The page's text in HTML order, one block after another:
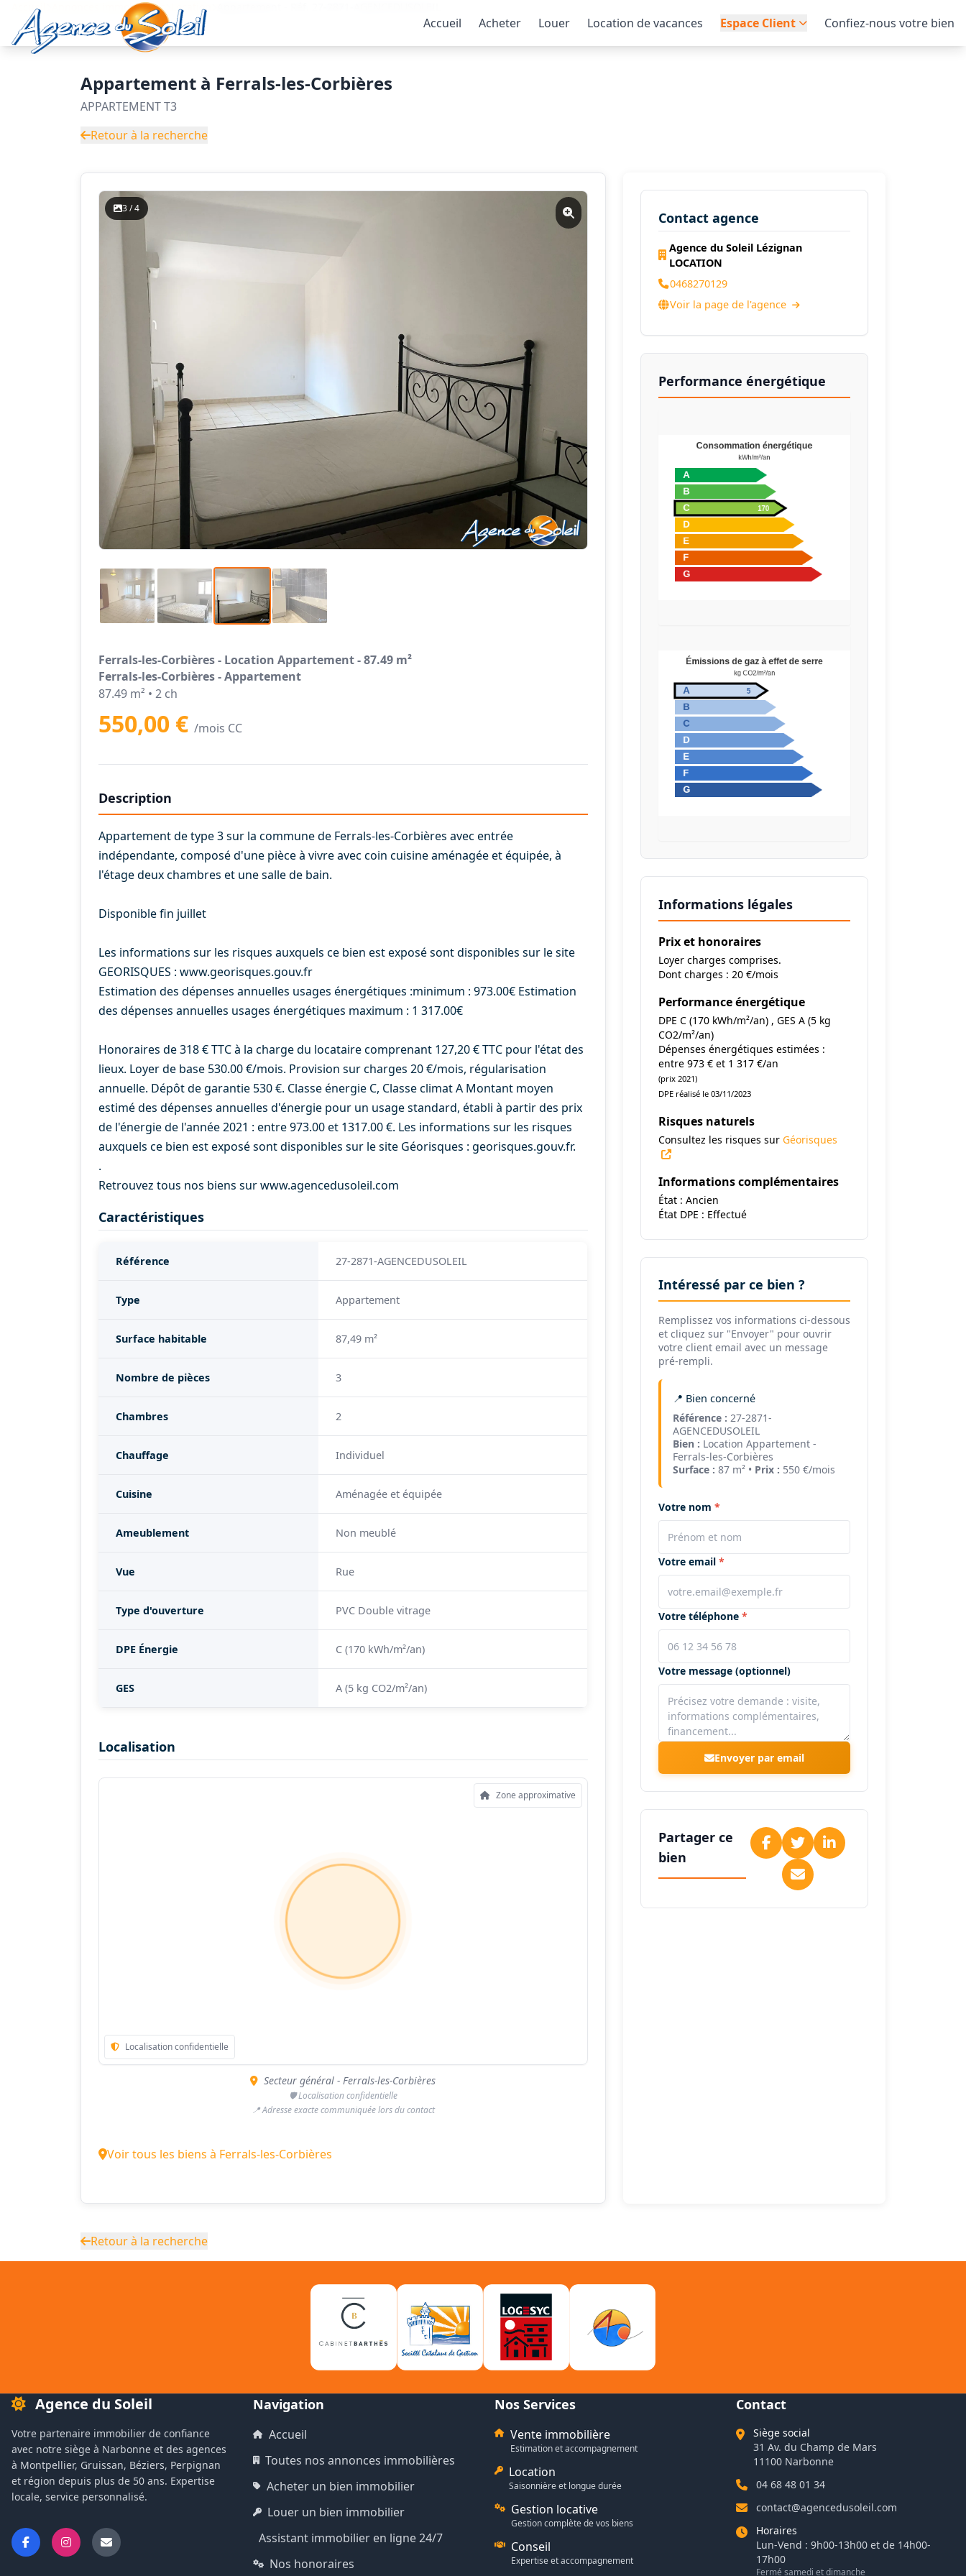
Aller au contenu principal
Accueil
Acheter Louer Location de vacances Espace Client Confiez-nous votre bien
Accueil Annonces immobilières Location
Appartement à Ferrals-les-Corbières
APPARTEMENT T3
Retour à la recherche
3 / 4
Ferrals-les-Corbières - Location Appartement - 87.49 m²
Ferrals-les-Corbières - Appartement
87.49 m² • 2 ch
550,00 € /mois CC
Description
Appartement de type 3 sur la commune de Ferrals-les-Corbières avec entrée
indépendante, composé d'une pièce à vivre avec coin cuisine aménagée et équipée, à
l'étage deux chambres et une salle de bain.
Disponible fin juillet
Les informations sur les risques auxquels ce bien est exposé sont disponibles sur le site
GEORISQUES : www.georisques.gouv.fr
Estimation des dépenses annuelles usages énergétiques :minimum : 973.00€ Estimation
des dépenses annuelles usages énergétiques maximum : 1 317.00€
Honoraires de 318 € TTC à la charge du locataire comprenant 127,20 € TTC pour l'état des
lieux. Loyer de base 530.00 €/mois. Provision sur charges 20 €/mois, régularisation
annuelle. Dépôt de garantie 530 €. Classe énergie C, Classe climat A Montant moyen
estimé des dépenses annuelles d'énergie pour un usage standard, établi à partir des prix
de l'énergie de l'année 2021 : entre 973.00 et 1317.00 €. Les informations sur les risques
auxquels ce bien est exposé sont disponibles sur le site Géorisques : georisques.gouv.fr.
.
Retrouvez tous nos biens sur www.agencedusoleil.com
Caractéristiques
Référence 27-2871-AGENCEDUSOLEIL
Type Appartement
Surface habitable 87,49 m²
Nombre de pièces 3
Chambres 2
Chauffage Individuel
Cuisine Aménagée et équipée
Ameublement Non meublé
Vue Rue
Type d'ouverture PVC Double vitrage
DPE Énergie C (170 kWh/m²/an)
GES A (5 kg CO2/m²/an)
Localisation
Zone approximative
Localisation confidentielle
Secteur général - Ferrals-les-Corbières
🛡️ Localisation confidentielle
📍 Adresse exacte communiquée lors du contact
Voir tous les biens à Ferrals-les-Corbières
Contact agence
Agence du Soleil Lézignan
LOCATION
0468270129
Voir la page de l'agence
Performance énergétique
Informations légales
Prix et honoraires
Loyer charges comprises.
Dont charges : 20 €/mois
Performance énergétique
DPE C (170 kWh/m²/an) , GES A (5 kg
CO2/m²/an)
Dépenses énergétiques estimées :
entre 973 € et 1 317 €/an
(prix 2021)
DPE réalisé le 03/11/2023
Risques naturels
Consultez les risques sur Géorisques
Informations complémentaires
État : Ancien
État DPE : Effectué
Intéressé par ce bien ?
Remplissez vos informations ci-dessous
et cliquez sur "Envoyer" pour ouvrir
votre client email avec un message
pré-rempli.
📍 Bien concerné
Référence : 27-2871-
AGENCEDUSOLEIL
Bien : Location Appartement -
Ferrals-les-Corbières
Surface : 87 m² • Prix : 550 €/mois
Votre nom
Votre email
Votre téléphone
Votre message (optionnel)
Envoyer par email
Partager ce
bien
Retour à la recherche
Agence du Soleil
Votre partenaire immobilier de confiance
avec notre siège à Narbonne et des agences
à Montpellier, Gruissan, Béziers, Perpignan
et région depuis plus de 50 ans. Expertise
locale, service personnalisé.
Navigation
Accueil
Toutes nos annonces immobilières
Acheter un bien immobilier
Louer un bien immobilier
Assistant immobilier en ligne 24/7
Nos honoraires
Nos Services
Vente immobilière
Estimation et accompagnement
Location
Saisonnière et longue durée
Gestion locative
Gestion complète de vos biens
Conseil
Expertise et accompagnement
Contact
Siège social
31 Av. du Champ de Mars
11100 Narbonne
04 68 48 01 34
contact@agencedusoleil.com
Horaires
Lun-Vend : 9h00-13h00 et de 14h00-
17h00
Fermé samedi et dimanche